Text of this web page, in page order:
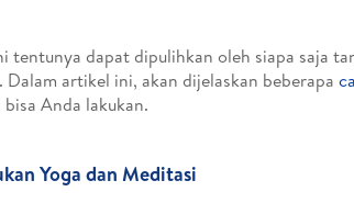
tentunya dapat dipulihkan oleh siapa saja
Dalam artikel ini, akan dijelaskan beberapa
Anda lakukan.
Yoga dan Meditasi